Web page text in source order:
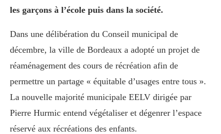
les garçons à l’école puis dans la société.
Dans une délibération du Conseil municipal de
décembre, la ville de Bordeaux a adopté un projet de
réaménagement des cours de récréation afin de
permettre un partage « équitable d’usages entre tous ».
La nouvelle majorité municipale EELV dirigée par
Pierre Hurmic entend végétaliser et dégenrer l’espace
réservé aux récréations des enfants.